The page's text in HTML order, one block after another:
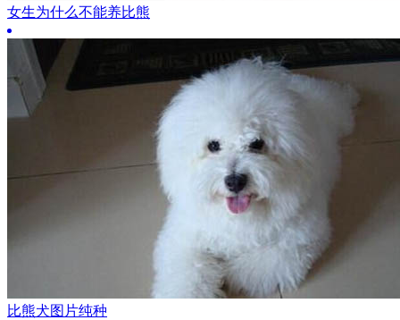
女生为什么不能养比熊
比熊犬图片纯种